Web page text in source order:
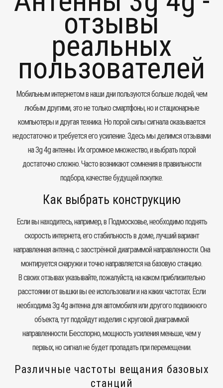
отзывы
реальных
пользователей
Мобильным интернетом в наши дни пользуются больше людей, чем
любым другими, это не только смартфоны, но и стационарные
компьютеры и другая техника. Но порой силы сигнала оказывается
недостаточно и требуется его усиление. Здесь мы делимся отзывами
на 3g 4g антенны. Их огромное множество, и выбрать порой
достаточно сложно. Часто возникают сомнения в правильности
подбора, качестве будущей покупке.
Как выбрать конструкцию
Если вы находитесь, например, в Подмосковье, необходимо поднять
скорость интернета, его стабильность в доме, лучший вариант
направленная антенна, с заострённой диаграммой направленности. Она
монтируется снаружи и точно направляется на базовую станцию.
В своих отзывах указывайте, пожалуйста, на каком приблизительно
расстоянии от вышки вы ее использовали и на каких частотах. Если
необходима 3g 4g антенна для автомобиля или другого подвижного
объекта, тут подойдут изделия с круговой диаграммой
направленности. Бесспорно, мощность усиления меньше, чем у
первых, но сигнал не будет пропадать при перемещении.
Различные частоты вещания базовых
станций